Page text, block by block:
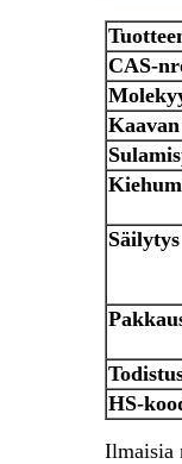
CAS-
Säilytys
HS-
Ilmaisia